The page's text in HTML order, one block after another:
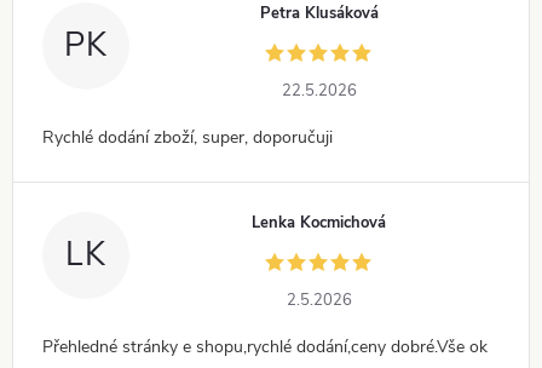
PK
Petra Klusáková
22.5.2026
Rychlé dodání zboží, super, doporučuji
LK
Lenka Kocmichová
2.5.2026
Přehledné stránky e shopu,rychlé dodání,ceny dobré.Vše ok